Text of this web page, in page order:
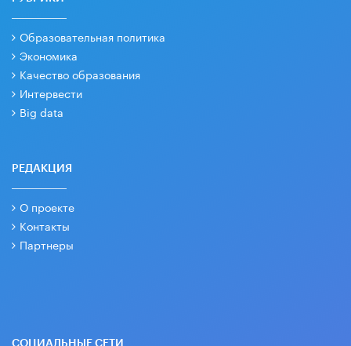
Образовательная политика
Экономика
Качество образования
Интервести
Big data
РЕДАКЦИЯ
О проекте
Контакты
Партнеры
СОЦИАЛЬНЫЕ СЕТИ